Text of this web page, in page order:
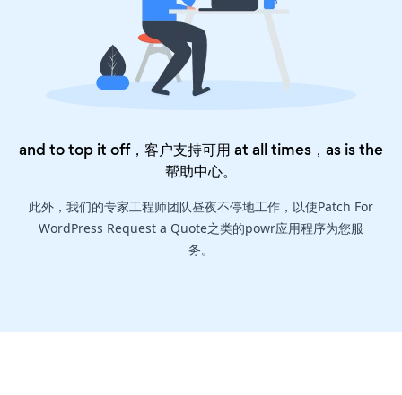
and to top it off，客户支持可用 at all times，as is the
帮助中心。
此外，我们的专家工程师团队昼夜不停地工作，以使Patch For
WordPress Request a Quote之类的powr应用程序为您服
务。